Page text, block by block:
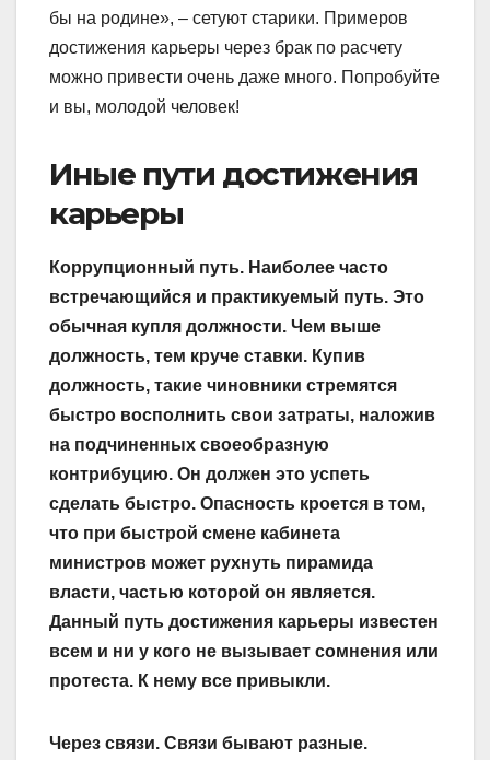
бы на родине», – сетуют старики. Примеров
достижения карьеры через брак по расчету
можно привести очень даже много. Попробуйте
и вы, молодой человек!
Иные пути достижения
карьеры
Коррупционный путь. Наиболее часто
встречающийся и практикуемый путь. Это
обычная купля должности. Чем выше
должность, тем круче ставки. Купив
должность, такие чиновники стремятся
быстро восполнить свои затраты, наложив
на подчиненных своеобразную
контрибуцию. Он должен это успеть
сделать быстро. Опасность кроется в том,
что при быстрой смене кабинета
министров может рухнуть пирамида
власти, частью которой он является.
Данный путь достижения карьеры известен
всем и ни у кого не вызывает сомнения или
протеста. К нему все привыкли.
Через связи. Связи бывают разные.